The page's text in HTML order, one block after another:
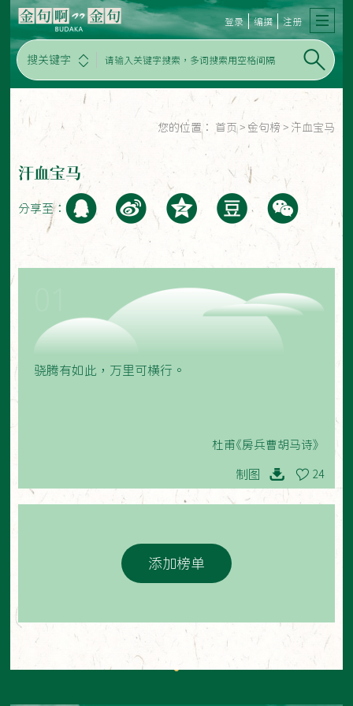
搜关键字
登录 编撰 注册
您的位置： 首页 > 金句榜 > 汗血宝马
汗血宝马
分享至：
骁腾有如此，万里可横行。
杜甫《房兵曹胡马诗》
制图 24
添加榜单